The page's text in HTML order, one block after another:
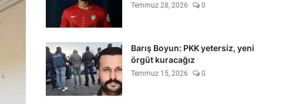
Temmuz 28, 2026 0
Barış Boyun: PKK yetersiz, yeni
örgüt kuracağız
Temmuz 15, 2026 0